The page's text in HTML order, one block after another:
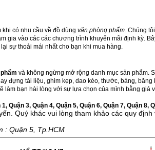
có nhu cầu về đồ dùng văn phòng phẩm. Chúng
gia vào các các chương trình khuyến mãi định kỳ.
sự thoải mái nhất cho bạn khi mua hàng.
và không ngừng mở rộng danh mục sản phẩm.
đựng tài liệu, ghim kẹp, dao kéo, thước, bảng,
làm bạn hài lòng với sự lựa chọn của mình bằng giá
Quận 3, Quận 4, Quận 5, Quận 6, Quận 7, Quận 8,
Quý khác vui lòng tham khảo các quy
: Quận 5, Tp.HCM